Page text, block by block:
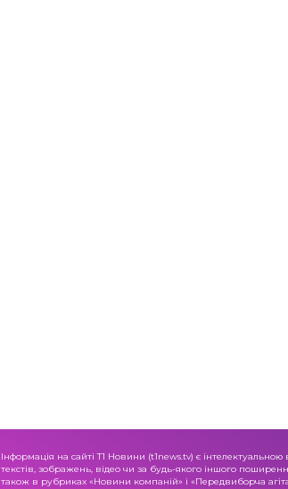
Інформація на сайті Т1 Новини (t1news.tv) є
текстів, зображень, відео чи за будь-якого іншого
також в рубриках «Новини компаній» і «Передвиборча